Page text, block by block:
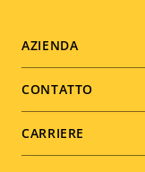
Footer
menu
AZIENDA
CONTATTO
CARRIERE